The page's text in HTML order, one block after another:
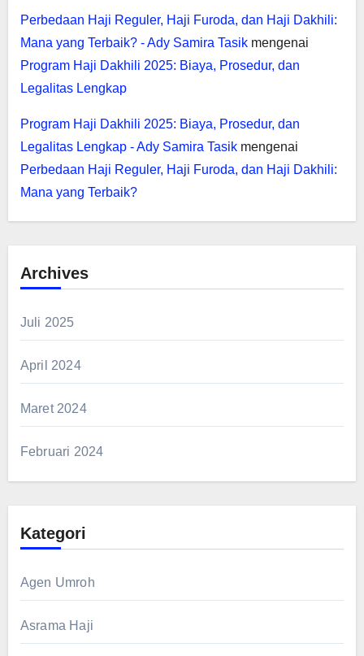
Perbedaan Haji Reguler, Haji Furoda, dan Haji Dakhili:
Mana yang Terbaik? - Ady Samira Tasikmengenai
Program Haji Dakhili 2025: Biaya, Prosedur, dan
Legalitas Lengkap
Program Haji Dakhili 2025: Biaya, Prosedur, dan
Legalitas Lengkap - Ady Samira Tasikmengenai
Perbedaan Haji Reguler, Haji Furoda, dan Haji Dakhili:
Mana yang Terbaik?
Archives
Juli 2025
April 2024
Maret 2024
Februari 2024
Kategori
Agen Umroh
Asrama Haji